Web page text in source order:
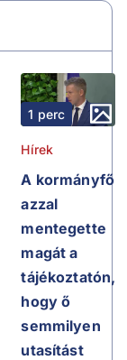
1 perc
Hírek
A kormányfő
azzal
mentegette
magát a
tájékoztatón,
hogy ő
semmilyen
utasítást